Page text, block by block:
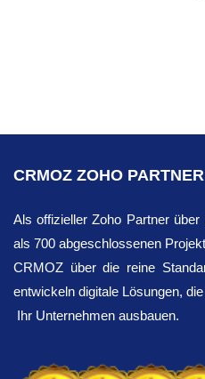
CRMOZ ZOHO PARTNER
Als offizieller Zoho Partner
als 700 abgeschlossenen
CRMOZ über die reine
entwickeln digitale Lösungen, die
Ihr Unternehmen ausbauen.